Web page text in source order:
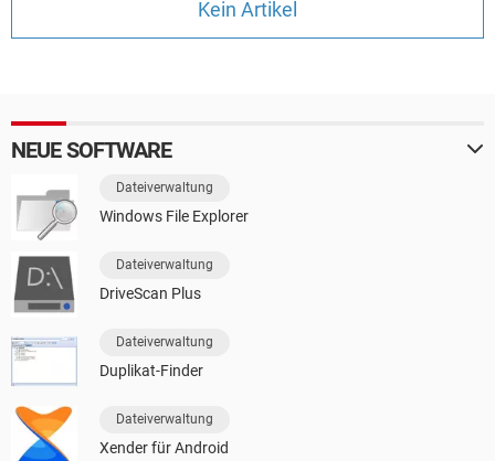
HARDWARE
Kein Artikel
NEUE SOFTWARE
Dateiverwaltung
Windows File Explorer
Dateiverwaltung
DriveScan Plus
Dateiverwaltung
Duplikat-Finder
Dateiverwaltung
Xender für Android